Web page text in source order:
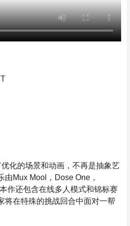
的场景和动画，不再是抽象艺
Mux Mool，Dose One，
作还包含在线多人模式和锦标赛
将在特殊的挑战回合中面对一帮